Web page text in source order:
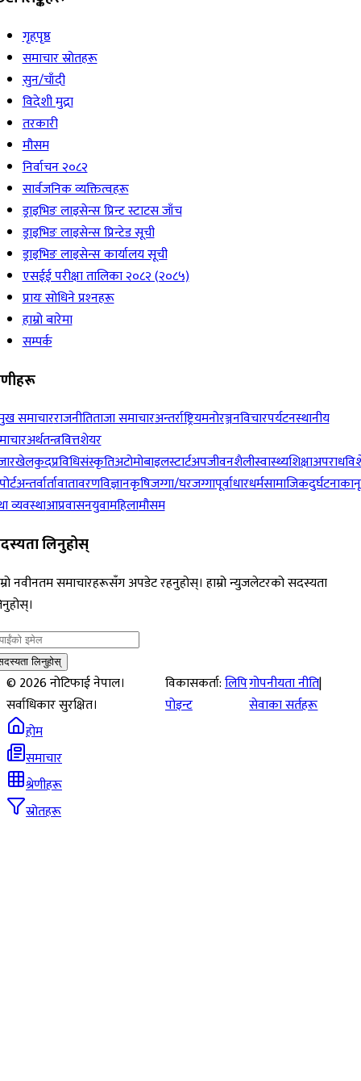
गृहपृष्ठ
समाचार स्रोतहरू
सुन/चाँदी
विदेशी मुद्रा
तरकारी
मौसम
निर्वाचन २०८२
सार्वजनिक व्यक्तित्वहरू
ड्राइभिङ लाइसेन्स प्रिन्ट स्टाटस जाँच
ड्राइभिङ लाइसेन्स प्रिन्टेड सूची
ड्राइभिङ लाइसेन्स कार्यालय सूची
एसईई परीक्षा तालिका २०८२ (२०८५)
प्रायः सोधिने प्रश्‍नहरू
हाम्रो बारेमा
सम्पर्क
समाचारराजनीतिताजा समाचारअन्तर्राष्ट्रियमनोरञ्जनविचारपर्यटनस्थानीय
अर्थतन्त्रवित्तशेयर
खेलकुदप्रविधिसंस्कृतिअटोमोबाइलस्टार्टअपजीवनशैलीस्वास्थ्यशिक्षाअपराध
अन्तर्वार्तावातावरणविज्ञानकृषिजग्गा/घरजग्गापूर्वाधारधर्मसामाजिकदुर्घटना
व्यवस्थाआप्रवासनयुवामहिलामौसम
लिनुहोस्
नवीनतम समाचारहरूसँग अपडेट रहनुहोस्। हाम्रो न्युजलेटरको सदस्यता
लिनुहोस्
©2026नोटिफाई नेपाल।
सर्वाधिकार सुरक्षित।
विकासकर्ता:लिपि
पोइन्ट
गोपनीयता नीति|
सेवाका सर्तहरू
होम
समाचार
श्रेणीहरू
स्रोतहरू